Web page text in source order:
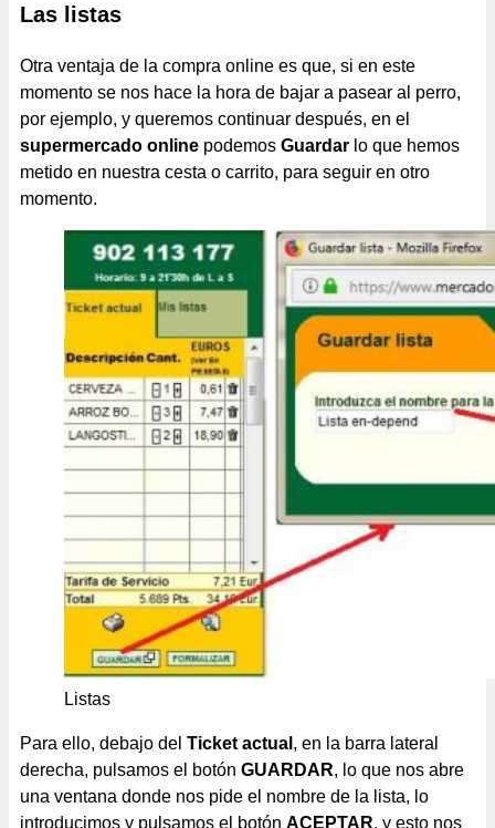
Las listas
Otra ventaja de la compra online es que, si en este
momento se nos hace la hora de bajar a pasear al perro,
por ejemplo, y queremos continuar después, en el
supermercado online podemos Guardar lo que hemos
metido en nuestra cesta o carrito, para seguir en otro
momento.
Listas
Para ello, debajo del Ticket actual , en la barra lateral
derecha, pulsamos el botón GUARDAR, lo que nos abre
una ventana donde nos pide el nombre de la lista, lo
introducimos y pulsamos el botón ACEPTAR, y esto nos